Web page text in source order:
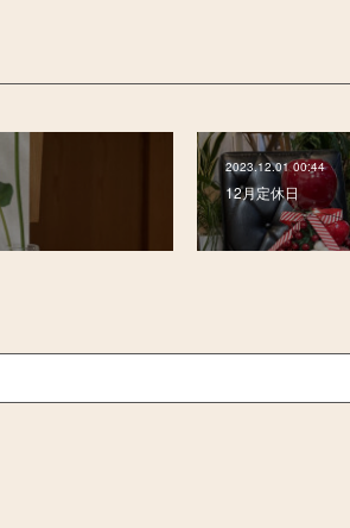
2023.12.01 00:44
12月定休日